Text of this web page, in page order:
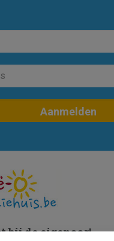
bij de eigenaar!